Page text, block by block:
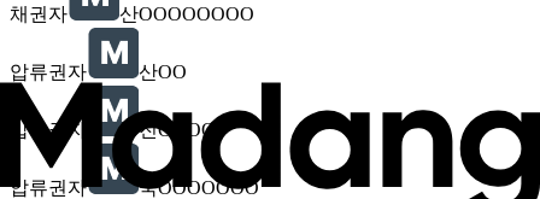
채권자 산OOOOOOOO
압류권자 산OO
압류권자 진OOOO
압류권자 국OOOOOOO